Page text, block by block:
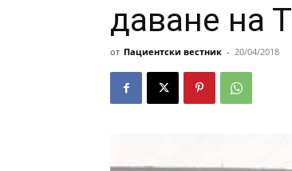
даване на
от Пациентски вестник - 20/04/2018